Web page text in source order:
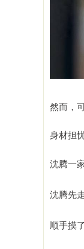
然而，
身材担
沈腾一
沈腾先
顺手摸